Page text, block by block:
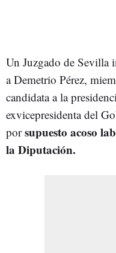
Un Juzgado de Sevilla
a Demetrio Pérez,
candidata a la
exvicepresidenta del
porsupuesto acoso
la Diputación.